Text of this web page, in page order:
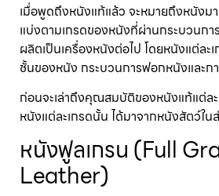
เมื่อพูดถึงหนังแท้แล้ว จะหมายถึงหนังม
แบ่งตามเกรดของหนังที่ผ่านกระบวนก
ผลิตเป็นเครื่องหนังต่อไป โดยหนังแต่ละ
ชั้นของหนัง กระบวนการฟอกหนังและก
ก่อนจะเล่าถึงคุณสมบัติของหนังแท้แต่ล
หนังแต่ละเกรดนั้น ได้มาจากหนังสัตว์ใ
หนังฟูลเกรน (Full
Leather)